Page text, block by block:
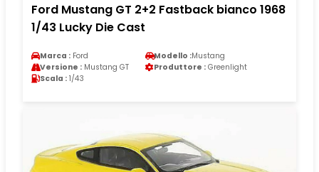
Ford Mustang GT 2+2 Fastback bianco 1968
1/43 Lucky Die Cast
Marca : Ford Modello :Mustang
Versione : Mustang GT Produttore : Greenlight
Scala : 1/43